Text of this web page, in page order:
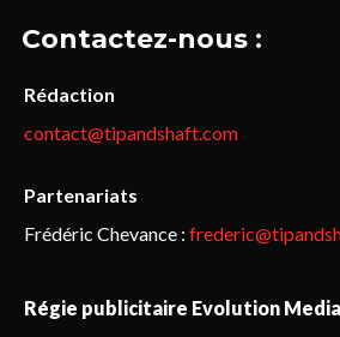
Contactez-nous :
Rédaction
contact@tipandshaft.com
Partenariats
Frédéric Chevance :
Régie publicitaire Evolution Media